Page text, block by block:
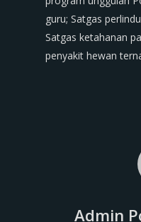
guru; Satgas
Satgas ketahanan
penyakit hewan
Admin